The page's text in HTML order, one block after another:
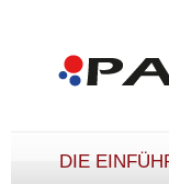
DIE